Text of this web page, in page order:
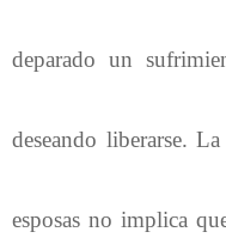
deparado un
deseando liberarse.
esposas no implica